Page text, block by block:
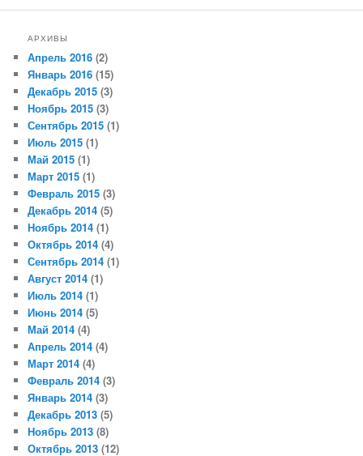
АРХИВЫ
Апрель 2016 (2)
Январь 2016 (15)
Декабрь 2015 (3)
Ноябрь 2015 (3)
Сентябрь 2015 (1)
Июль 2015 (1)
Май 2015 (1)
Март 2015 (1)
Февраль 2015 (3)
Декабрь 2014 (5)
Ноябрь 2014 (1)
Октябрь 2014 (4)
Сентябрь 2014 (1)
Август 2014 (1)
Июль 2014 (1)
Июнь 2014 (5)
Май 2014 (4)
Апрель 2014 (4)
Март 2014 (4)
Февраль 2014 (3)
Январь 2014 (3)
Декабрь 2013 (5)
Ноябрь 2013 (8)
Октябрь 2013 (12)